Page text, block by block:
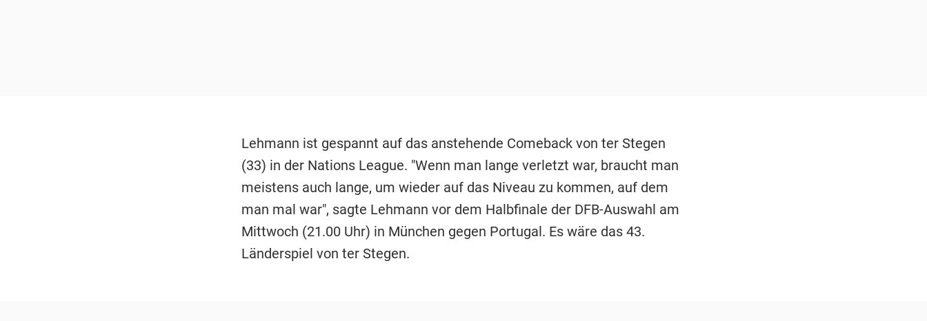
Lehmann ist gespannt auf das anstehende Comeback von ter Stegen
(33) in der Nations League. "Wenn man lange verletzt war, braucht man
meistens auch lange, um wieder auf das Niveau zu kommen, auf dem
man mal war", sagte Lehmann vor dem Halbfinale der DFB-Auswahl am
Mittwoch (21.00 Uhr) in München gegen Portugal. Es wäre das 43.
Länderspiel von ter Stegen.